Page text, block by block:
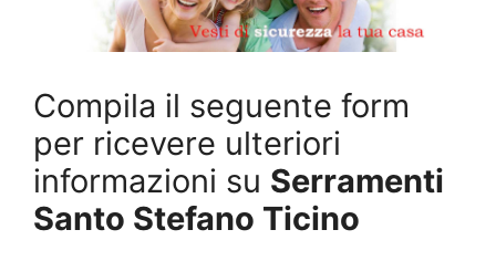
Compila il seguente form
per ricevere ulteriori
informazioni su Serramenti
Santo Stefano Ticino